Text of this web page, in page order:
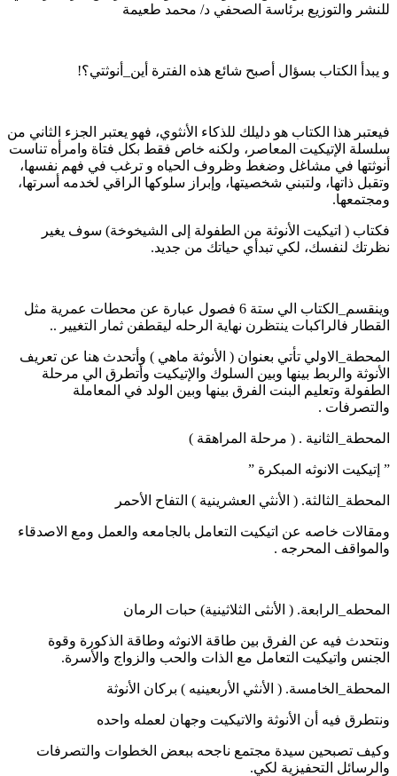
للنشر والتوزيع برئاسة الصحفي د/ محمد طعيمة
و يبدأ الكتاب بسؤال أصبح شائع هذه الفترة أين_أنوثتي؟!
فيعتبر هذا الكتاب هو دليلك للذكاء الأنثوي، فهو يعتبر الجزء الثاني من
سلسلة الإتيكيت المعاصر، ولكنه خاص فقط بكل فتاة وامرأه تناست
أنوثتها في مشاغل وضغط وظروف الحياه و ترغب في فهم نفسها،
وتقبل ذاتها، ولتبني شخصيتها، وإبراز سلوكها الراقي لخدمه أسرتها،
ومجتمعها.
فكتاب ( اتيكيت الأنوثة من الطفولة إلى الشيخوخة) سوف يغير
نظرتك لنفسك، لكي تبدأي حياتك من جديد.
وينقسم_الكتاب الي ستة 6 فصول عبارة عن محطات عمرية مثل
القطار فالراكبات ينتظرن نهاية الرحله ليقطفن ثمار التغيير ..
المحطة_الاولي تأتي بعنوان ( الأنوثة ماهي ) وأتحدث هنا عن تعريف
الأنوثة والربط بينها وبين السلوك والإتيكيت وأتطرق الي مرحلة
الطفولة وتعليم البنت الفرق بينها وبين الولد في المعاملة
والتصرفات .
المحطة_الثانية . ( مرحلة المراهقة )
” إتيكيت الانوثه المبكرة ”
المحطة_الثالثة. ( الأنثي العشرينية ) التفاح الأحمر
ومقالات خاصه عن اتيكيت التعامل بالجامعه والعمل ومع الاصدقاء
والمواقف المحرجه .
المحطه_الرابعة. ( الأنثى الثلاثينية) حبات الرمان
ونتحدث فيه عن الفرق بين طاقة الانوثه وطاقة الذكورة وقوة
الجنس واتيكيت التعامل مع الذات والحب والزواج والأسرة.
المحطة_الخامسة. ( الأنثي الأربعينيه ) بركان الأنوثة
ونتطرق فيه أن الأنوثة والاتيكيت وجهان لعمله واحده
وكيف تصبحين سيدة مجتمع ناجحه ببعض الخطوات والتصرفات
والرسائل التحفيزية لكي.